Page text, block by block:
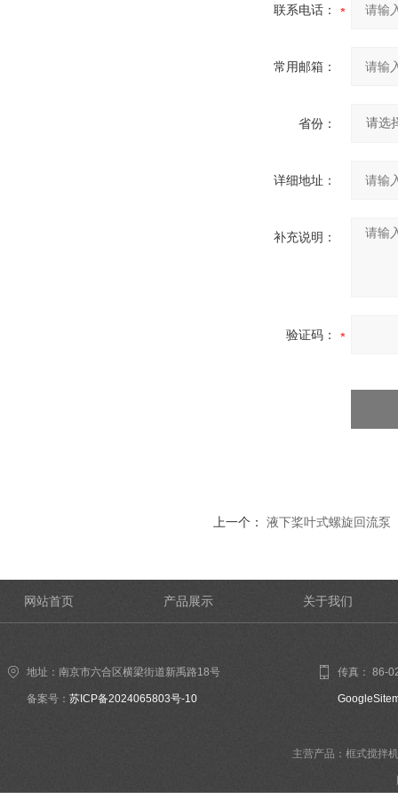
联系电话：
常用邮箱：
省份：
详细地址：
补充说明：
验证码：
上一个： 液下桨叶式螺旋回流泵
网站首页 产品展示 关于我们
地址：南京市六合区横梁街道新禹路18号
备案号： 苏ICP备2024065803号-10
传真： 86-
主营产品：框式搅拌